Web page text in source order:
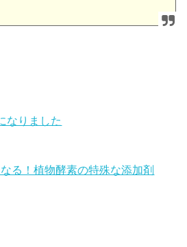
なりました
る！植物酵素の特殊な添加剤